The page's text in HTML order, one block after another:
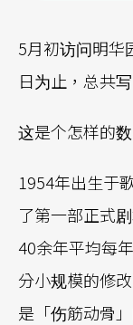
5月初访问明华
日为止，总共
这是个怎样的
1954年出生于
了第一部正式
40余年平均每
分小规模的修
是「伤筋动骨